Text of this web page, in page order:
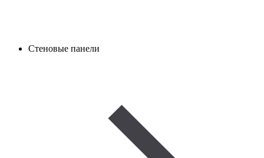
Стеновые панели